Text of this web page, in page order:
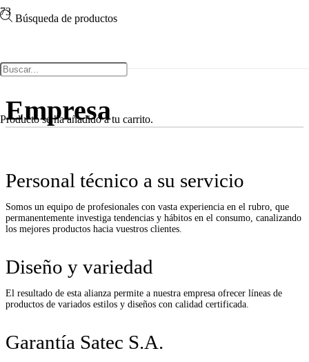
Búsqueda de productos
Productose ha añadido a tu carrito.
Empresa
Personal técnico a su servicio
Somos un equipo de profesionales con vasta experiencia en el rubro, que
permanentemente investiga tendencias y hábitos en el consumo, canalizando
los mejores productos hacia vuestros clientes.
Diseño y variedad
El resultado de esta alianza permite a nuestra empresa ofrecer líneas de
productos de variados estilos y diseños con calidad certificada.
Garantía Satec S.A.